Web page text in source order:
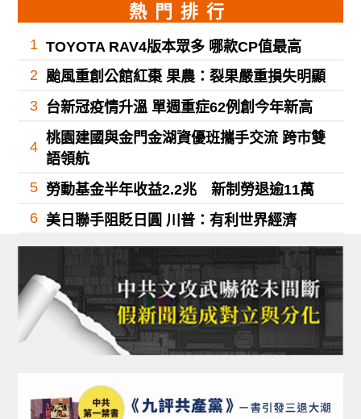
熱門排行
1 TOYOTA RAV4版本眾多 哪款CP值最高
2 颱風重創公館紅棗 果農：裂果嚴重損失明顯
3 台新冠疫情升溫 單週重症62例創今年新高
4
桃園建國與金門金湖資優班攜手交流 跨市雙
語領航
5 勞動基金半年收益2.2兆 新制勞退逾11萬
6 美日聯手阻貶日圓 川普：有利世界經濟